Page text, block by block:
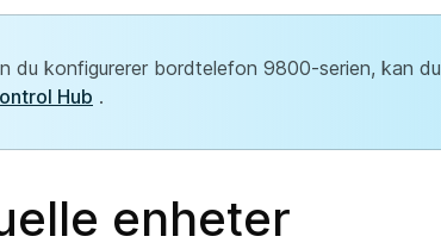
du konfigurerer bordtelefon 9800-serien, kan du
Hub .
enheter